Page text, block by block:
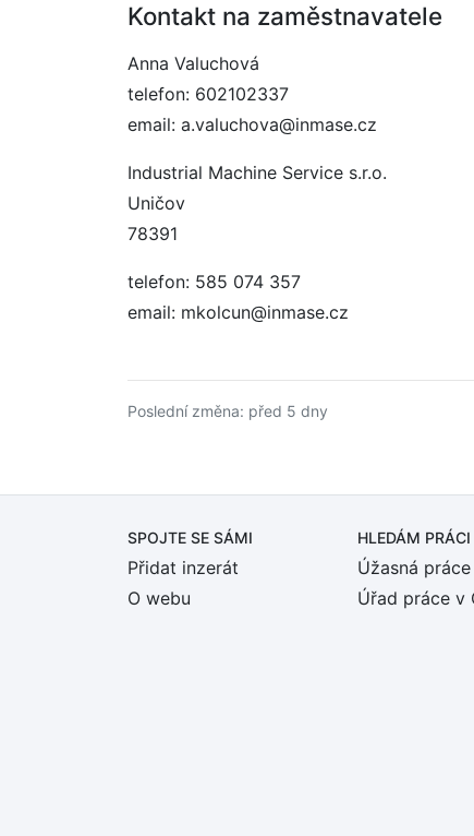
Kontakt na zaměstnavatele
Anna Valuchová
telefon: 602102337
email: a.valuchova@inmase.cz
Industrial Machine Service s.r.o.
Uničov
78391
telefon: 585 074 357
email: mkolcun@inmase.cz
Poslední změna: před 5 dny
SPOJTE SE SÁMI
Přidat inzerát
O webu
HLEDÁM PRÁCI
Úžasná
Úřad práce v